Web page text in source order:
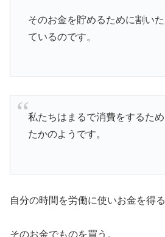
そのお金を貯めるために割い
ているのです。
私たちはまるで消費をするた
たかのようです。
自分の時間を労働に使いお金を得る
そのお金でものを買う。